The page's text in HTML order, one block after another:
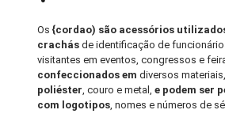
Os {cordao) são acessórios
crachás de identificação de
visitantes em eventos, congressos e
confeccionados emdiversos
poliéster, couro e metal,e podem ser
com logotipos, nomes e números de